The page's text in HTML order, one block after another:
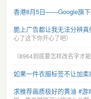
香港8月5日——Google旗
脆上广告都让我无法分辨
心了这下你开心了吧）
（8964到底要怎样改名字才
如果一件衣服标签不让加
求推荐画质极好的黄油 #